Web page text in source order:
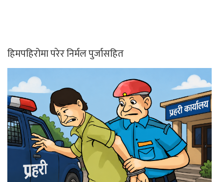
हिमपहिरोमा परेर निर्मल पुर्जासहित